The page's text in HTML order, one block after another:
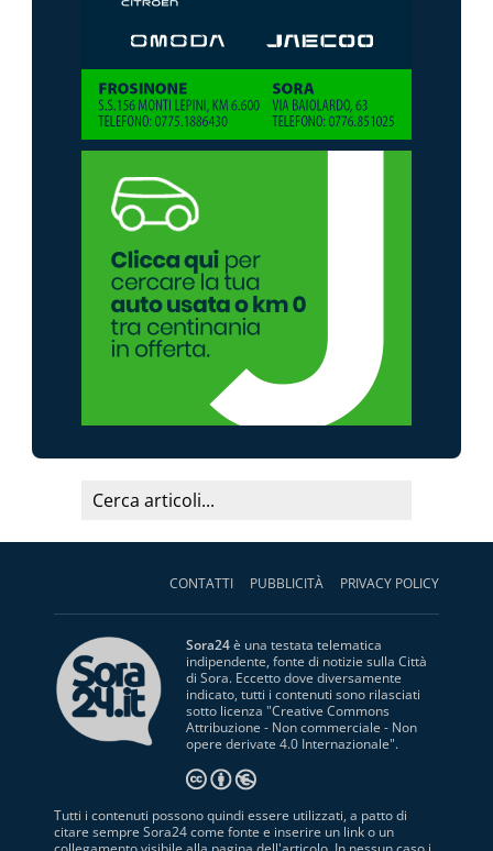
CONTATTI PUBBLICITÀ PRIVACY POLICY
Sora24è una testata telematica
indipendente, fonte di notizie sulla Città
di Sora. Eccetto dove diversamente
indicato, tutti i contenuti sono rilasciati
sotto licenza "Creative Commons
Attribuzione - Non commerciale - Non
opere derivate 4.0 Internazionale".
Tutti i contenuti possono quindi essere utilizzati, a patto di
citare sempre Sora24 come fonte e inserire un link o un